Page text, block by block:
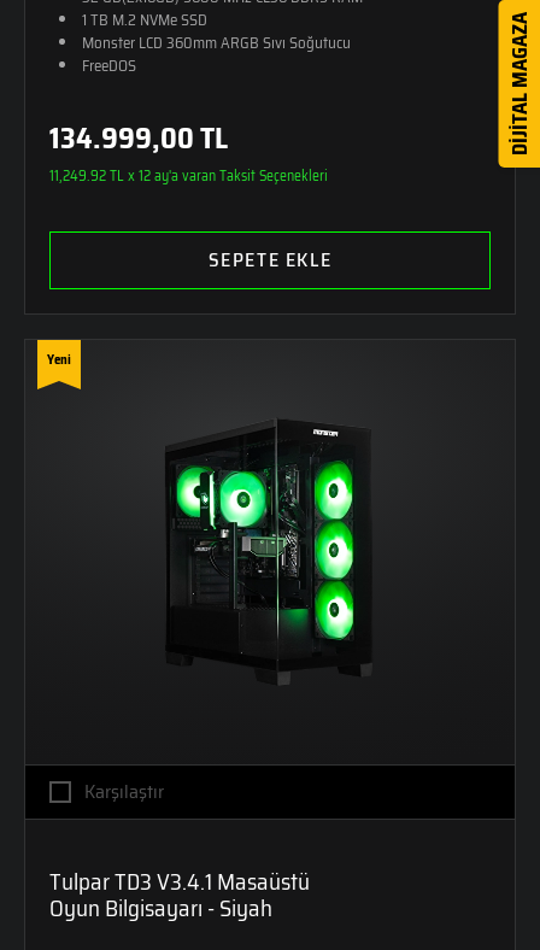
1 TB M.2 NVMe SSD
Monster LCD 360mm ARGB Sıvı Soğutucu
FreeDOS
134.999,00 TL
11,249.92 TL x 12 ay'a varan Taksit Seçenekleri
SEPETE EKLE
Yeni
Karşılaştır
Tulpar TD3 V3.4.1 Masaüstü
Oyun Bilgisayarı - Siyah
DİJİTAL MAGAZA